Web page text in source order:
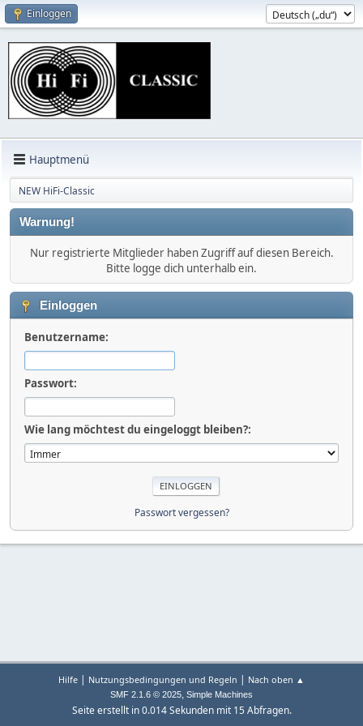
Einloggen
Hauptmenü
NEW HiFi-Classic
Warnung!
Nur registrierte Mitglieder haben Zugriff auf diesen Bereich.
Bitte logge dich unterhalb ein.
Einloggen
Benutzername:
Passwort:
Wie lang möchtest du eingeloggt bleiben?:
Passwort vergessen?
Hilfe | Nutzungsbedingungen und Regeln | Nach oben ▲
SMF 2.1.6 © 2025, Simple Machines
Seite erstellt in 0.014 Sekunden mit 15 Abfragen.